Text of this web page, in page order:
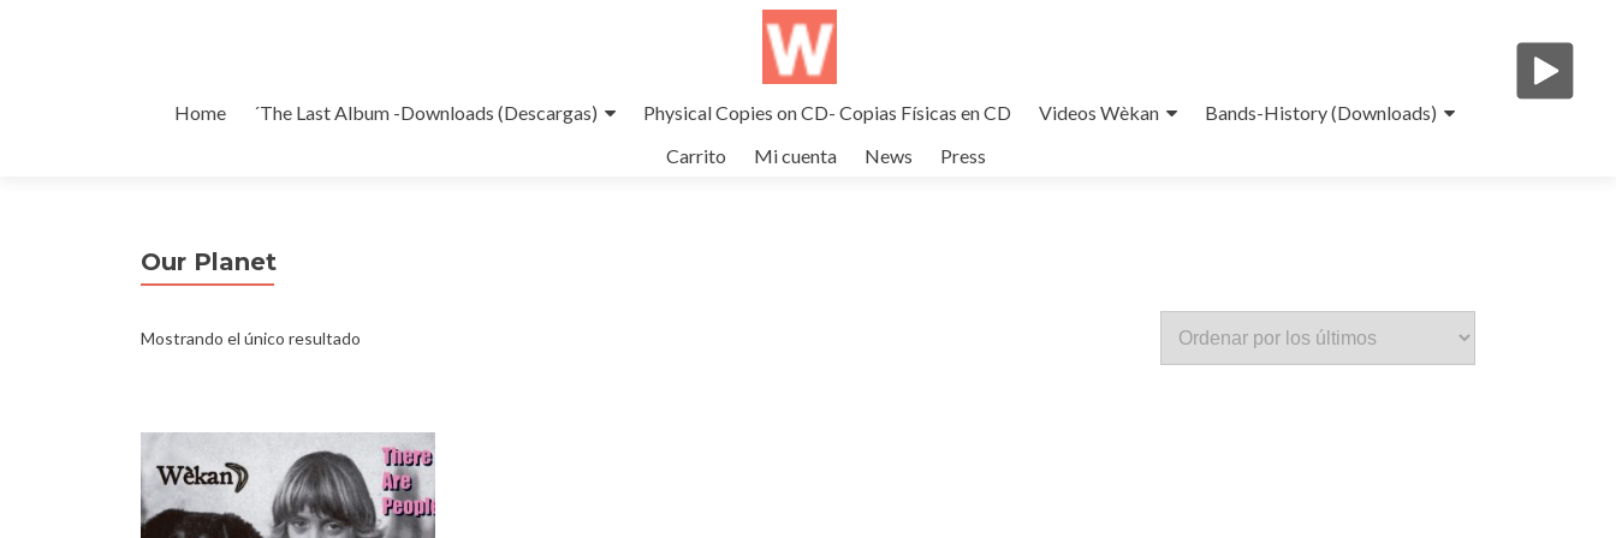
Home ´The Last Album -Downloads (Descargas) Physical Copies on CD- Copias Físicas en CD Videos Wèkan
Bands-History (Downloads)
Carrito
Mi cuenta News Press
Our Planet
Mostrando el único resultado